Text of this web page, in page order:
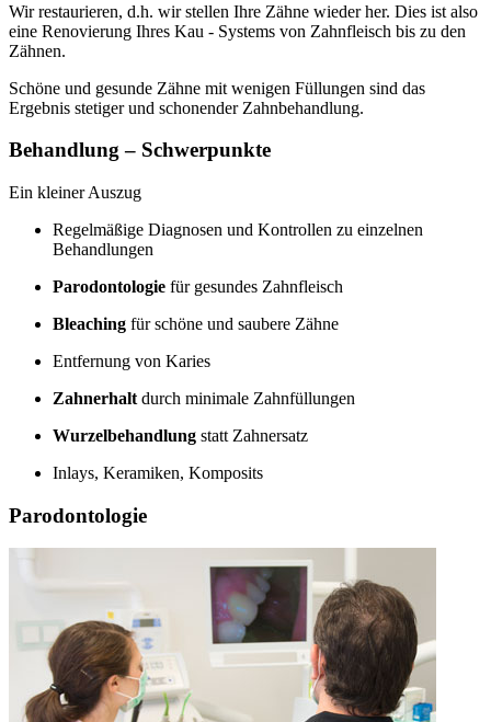
Wir restaurieren, d.h. wir stellen Ihre Zähne wieder her. Dies ist also
eine Renovierung Ihres Kau - Systems von Zahnfleisch bis zu den
Zähnen.
Schöne und gesunde Zähne mit wenigen Füllungen sind das
Ergebnis stetiger und schonender Zahnbehandlung.
Behandlung – Schwerpunkte
Ein kleiner Auszug
Regelmäßige Diagnosen und Kontrollen zu einzelnen
Behandlungen
Parodontologie für gesundes Zahnfleisch
Bleaching für schöne und saubere Zähne
Entfernung von Karies
Zahnerhalt durch minimale Zahnfüllungen
Wurzelbehandlung statt Zahnersatz
Inlays, Keramiken, Komposits
Parodontologie